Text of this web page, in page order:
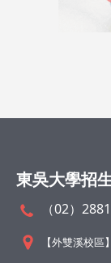
東吳大學招
（02）
【外雙溪校